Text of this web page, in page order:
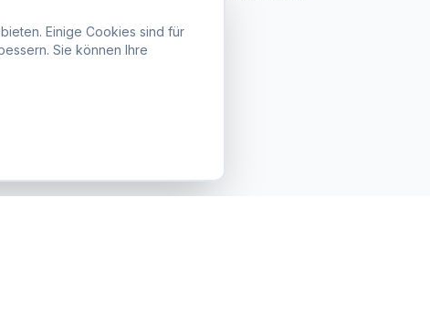
Einige Cookies sind für
Sie können Ihre